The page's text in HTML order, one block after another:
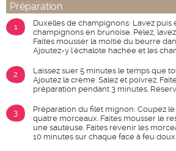
Préparation
1
Duxelles de champignons: Lavez puis
champignons en brunoise. Pelez,
Faites mousser la moitié du beurre
Ajoutez-y l'échalote hachée et les
2
Laissez suer 5 minutes le temps que
Ajoutez la crème. Salez et poivrez.
préparation pendant 3 minutes.
3
Préparation du filet mignon: Coupez
quatre morceaux. Faites mousser le
une sauteuse. Faites revenir les
10 minutes sur chaque face à feu doux.